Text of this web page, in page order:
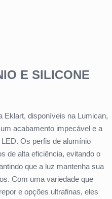
E SILICONE
Eklart, disponíveis na Lumican,
acabamento impecável e a
Os perfis de alumínio
de alta eficiência, evitando o
que a luz mantenha sua
Com uma variedade que
e opções ultrafinas, eles